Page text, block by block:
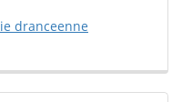
dranceenne